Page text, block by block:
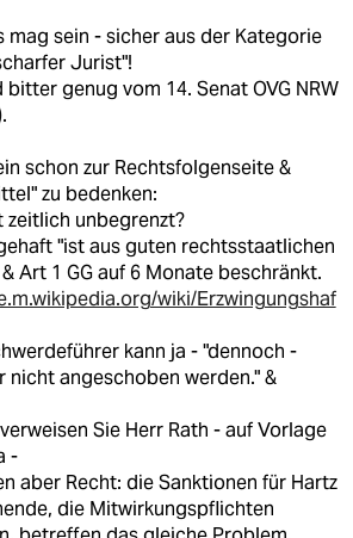
mag sein - sicher aus der Kategorie
Jurist"!
bitter genug vom 14. Senat OVG NRW
schon zur Rechtsfolgenseite &
zu bedenken:
zeitlich unbegrenzt?
"ist aus guten rechtsstaatlichen
Art 1 GG auf 6 Monate beschränkt.
wiki/Erzwingungshaf
kann ja - "dennoch -
nicht angeschoben werden." &
Sie Herr Rath - auf Vorlage
-
aber Recht: die Sanktionen für Hartz
die Mitwirkungspflichten